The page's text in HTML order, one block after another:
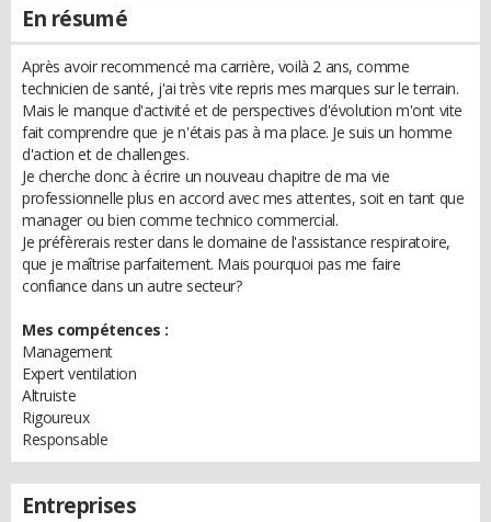
En résumé
Après avoir recommencé ma carrière, voilà 2 ans, comme
technicien de santé, j'ai très vite repris mes marques sur le terrain.
Mais le manque d'activité et de perspectives d'évolution m'ont vite
fait comprendre que je n'étais pas à ma place. Je suis un homme
d'action et de challenges.
Je cherche donc à écrire un nouveau chapitre de ma vie
professionnelle plus en accord avec mes attentes, soit en tant que
manager ou bien comme technico commercial.
Je préfèrerais rester dans le domaine de l'assistance respiratoire,
que je maîtrise parfaitement. Mais pourquoi pas me faire
confiance dans un autre secteur?
Mes compétences :
Management
Expert ventilation
Altruiste
Rigoureux
Responsable
Entreprises